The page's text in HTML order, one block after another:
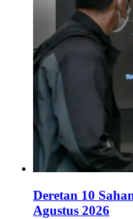
Deretan 10
Agustus 2026